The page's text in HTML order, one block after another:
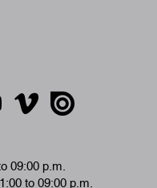
09:00 p.m.
to 09:00 p.m.